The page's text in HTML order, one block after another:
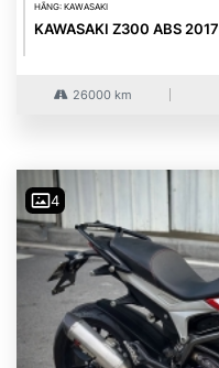
HÃNG: KAWASAKI
KAWASAKI Z300 ABS 2017
26000 km
4